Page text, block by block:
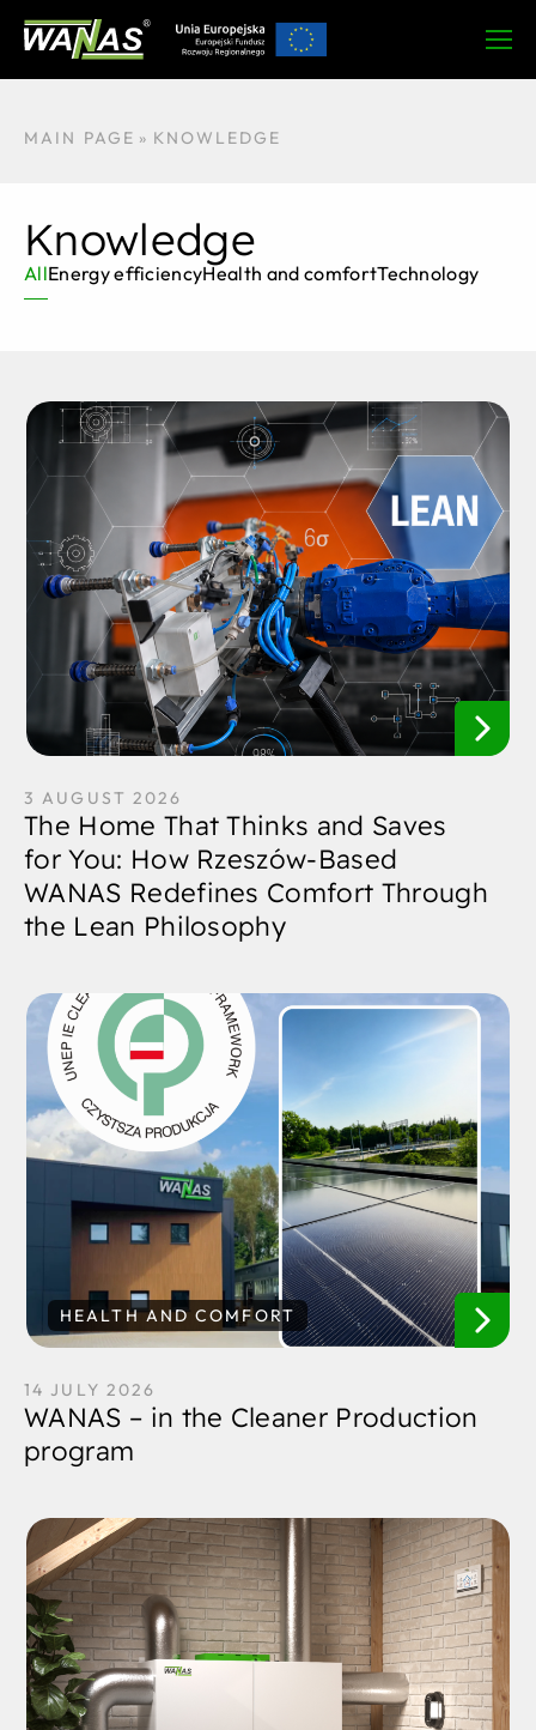
MAIN PAGE » KNOWLEDGE
Knowledge
AllEnergy efficiencyHealth and comfortTechnology
3 AUGUST 2026
The Home That Thinks and Saves
for You: How Rzeszów-Based
WANAS Redefines Comfort Through
the Lean Philosophy
HEALTH AND COMFORT
14 JULY 2026
WANAS – in the Cleaner Production
program